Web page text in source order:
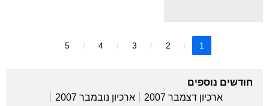
1
2
3
4
5
חודשים נוספים
ארכיון דצמבר 2007
ארכיון נובמבר 2007